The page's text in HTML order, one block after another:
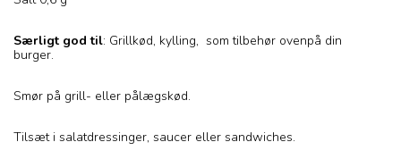
Særligt god til: Grillkød, kylling, som tilbehør ovenpå din
burger.
Smør på grill- eller pålægskød.
Tilsæt i salatdressinger, saucer eller sandwiches.